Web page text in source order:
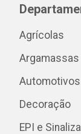
Agrícolas
Automotivos
Decoração
EPI e